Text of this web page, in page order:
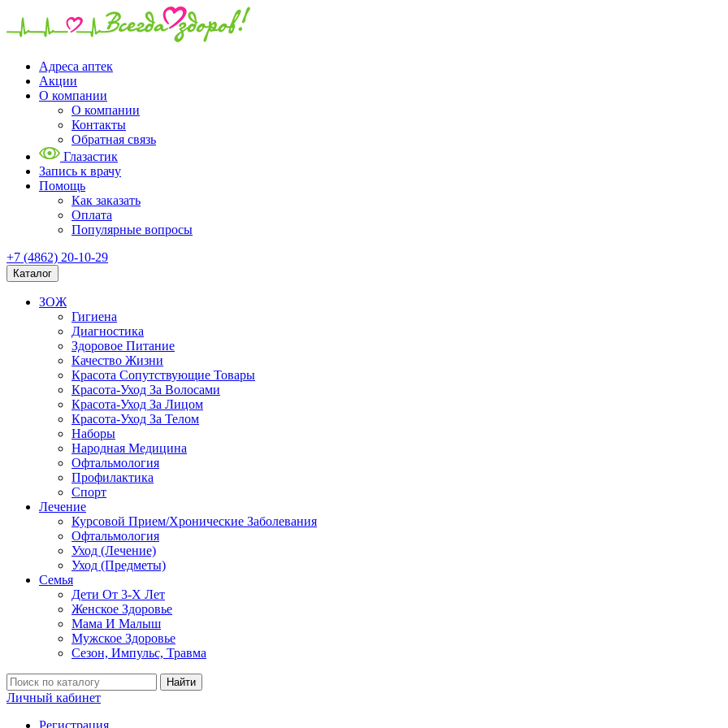
Адреса аптек
Акции
О компании
О компании
Контакты
Обратная связь
Глазастик
Запись к врачу
Помощь
Как заказать
Оплата
Популярные вопросы
+7 (4862) 20-10-29
Каталог
ЗОЖ
Гигиена
Диагностика
Здоровое Питание
Качество Жизни
Красота Сопутствующие Товары
Красота-Уход За Волосами
Красота-Уход За Лицом
Красота-Уход За Телом
Наборы
Народная Медицина
Офтальмология
Профилактика
Спорт
Лечение
Курсовой Прием/Хронические Заболевания
Офтальмология
Уход (Лечение)
Уход (Предметы)
Семья
Дети От 3-Х Лет
Женское Здоровье
Мама И Малыш
Мужское Здоровье
Сезон, Импульс, Травма
Найти
Личный кабинет
Регистрация